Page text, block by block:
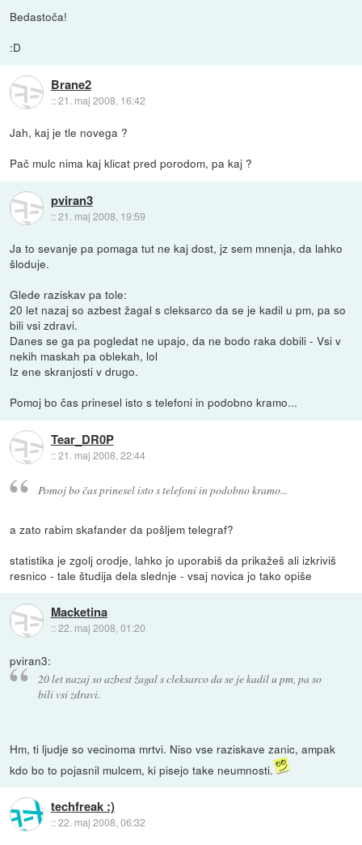
Bedastoča!
:D
Brane2
::21. maj 2008, 16:42
Jah, kaj je tle novega ?
Pač mulc nima kaj klicat pred porodom, pa kaj ?
pviran3
::21. maj 2008, 19:59
Ja to sevanje pa pomaga tut ne kaj dost, jz sem mnenja, da lahko
šloduje.
Glede raziskav pa tole:
20 let nazaj so azbest žagal s cleksarco da se je kadil u pm, pa so
bili vsi zdravi.
Danes se ga pa pogledat ne upajo, da ne bodo raka dobili - Vsi v
nekih maskah pa oblekah, lol
Iz ene skranjosti v drugo.
Pomoj bo čas prinesel isto s telefoni in podobno kramo...
Tear_DR0P
::21. maj 2008, 22:44
Pomoj bo čas prinesel isto s telefoni in podobno kramo...
a zato rabim skafander da pošljem telegraf?
statistika je zgolj orodje, lahko jo uporabiš da prikažeš ali izkriviš
resnico - tale študija dela slednje - vsaj novica jo tako opiše
Macketina
::22. maj 2008, 01:20
pviran3:
20 let nazaj so azbest žagal s cleksarco da se je kadil u pm, pa so
bili vsi zdravi.
Hm, ti ljudje so vecinoma mrtvi. Niso vse raziskave zanic, ampak
kdo bo to pojasnil mulcem, ki pisejo take neumnosti.
techfreak :)
::22. maj 2008, 06:32